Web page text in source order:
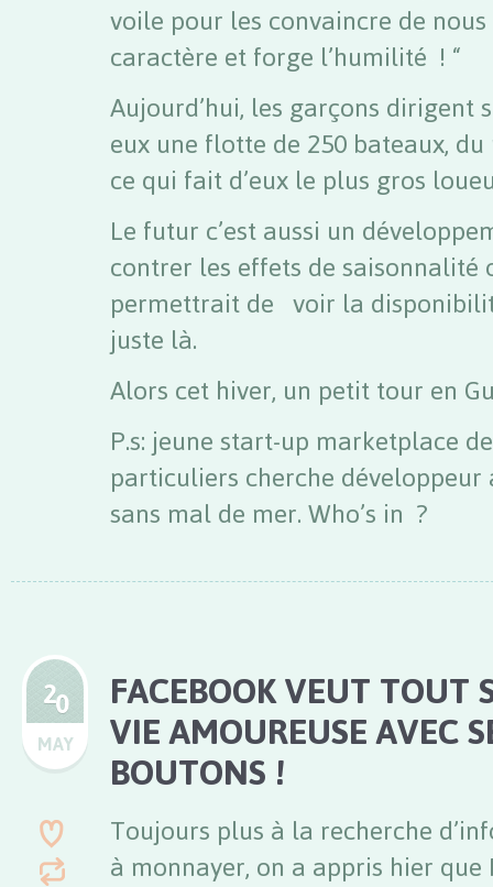
voile pour les convaincre de
caractère et forge l’humilité ! “
Aujourd’hui, les garçons dirigent
eux une flotte de 250 bateaux,
ce qui fait d’eux le plus gros
Le futur c’est aussi un
contrer les effets de saisonnalité
permettrait de voir la
juste là.
Alors cet hiver, un petit tour en
P.s: jeune start-up marketplace
particuliers cherche développeur
sans mal de mer. Who’s in ?
FACEBOOK VEUT TOUT
VIE AMOUREUSE AVEC
BOUTONS !
20
MAY
Toujours plus à la recherche
à monnayer, on a appris hier